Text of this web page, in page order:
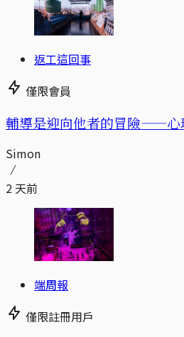
返工這回事
僅限會員
輔導是迎向他者的冒險——心
Simon
2 天前
端周報
僅限註冊用戶